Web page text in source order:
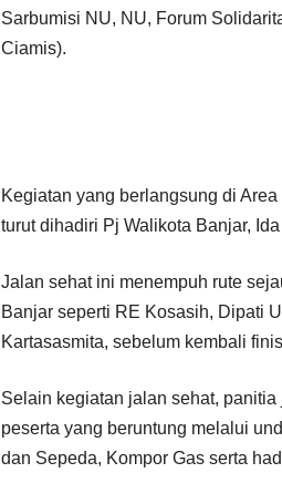
Sarbumisi NU, NU, Forum
Ciamis).
Kegiatan yang berlangsung di
turut dihadiri Pj Walikota Banjar,
Jalan sehat ini menempuh rute
Banjar seperti RE Kosasih, Dipati
Kartasasmita, sebelum kembali
Selain kegiatan jalan sehat,
peserta yang beruntung melalui
dan Sepeda, Kompor Gas serta